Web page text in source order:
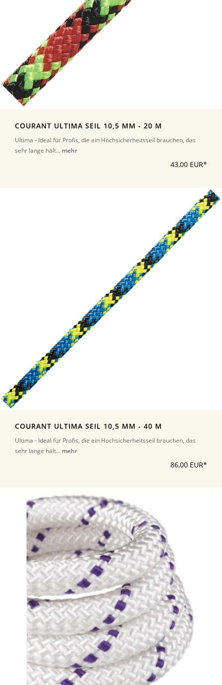
COURANT ULTIMA SEIL 10,5 MM - 20 M
Ultima - Ideal für Profis, die ein Hochsicherheitsseil brauchen, das
sehr lange hält... mehr
43,00 EUR*
COURANT ULTIMA SEIL 10,5 MM - 40 M
Ultima - Ideal für Profis, die ein Hochsicherheitsseil brauchen, das
sehr lange hält... mehr
86,00 EUR*